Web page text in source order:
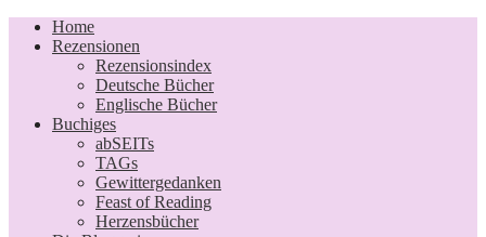
Home
Rezensionen
Rezensionsindex
Deutsche Bücher
Englische Bücher
Buchiges
abSEITs
TAGs
Gewittergedanken
Feast of Reading
Herzensbücher